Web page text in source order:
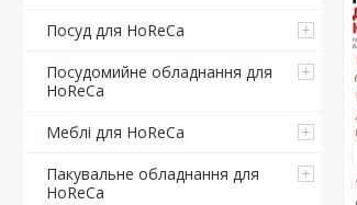
Посуд для HoReCa
Посудомийне обладнання для
HoReCa
Меблі для HoReCa
Пакувальне обладнання для
HoReCa